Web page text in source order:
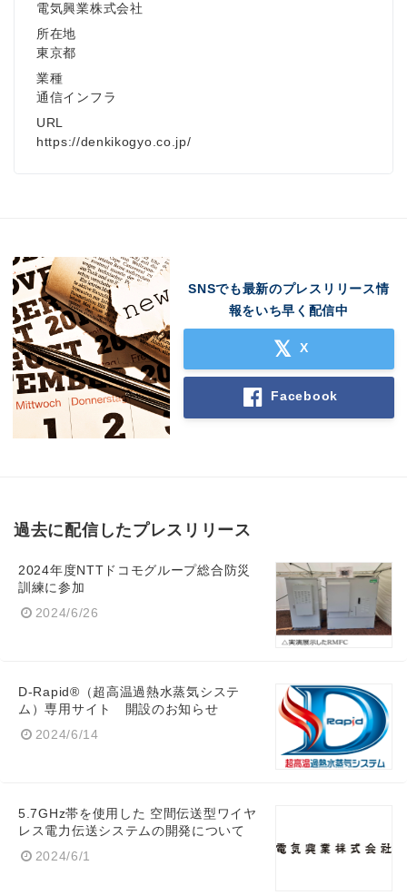
電気興業株式会社
所在地
東京都
業種
通信インフラ
URL
https://denkikogyo.co.jp/
SNSでも最新のプレスリリース情
報をいち早く配信中
X
Facebook
過去に配信したプレスリリース
2024年度NTTドコモグループ総合防災
訓練に参加
2024/6/26
D-Rapid®（超高温過熱水蒸気システ
ム）専用サイト 開設のお知らせ
2024/6/14
5.7GHz帯を使用した 空間伝送型ワイヤ
レス電力伝送システムの開発について
2024/6/1